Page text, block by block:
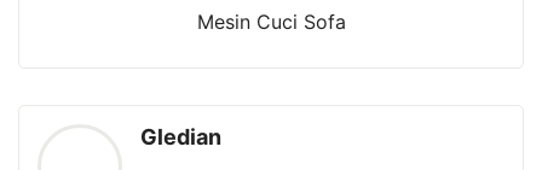
Mesin Cuci Sofa
Gledian